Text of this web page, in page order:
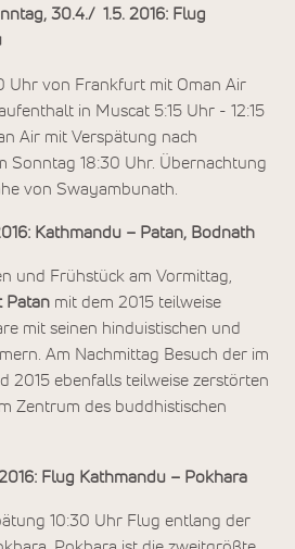
30.4./ 1.5. 2016: Flug
Uhr von Frankfurt mit Oman Air
in Muscat 5:15 Uhr - 12:15
Air mit Verspätung nach
Sonntag 18:30 Uhr. Übernachtung
von Swayambunath.
Kathmandu – Patan, Bodnath
und Frühstück am Vormittag,
Patan mit dem 2015 teilweise
mit seinen hinduistischen und
Am Nachmittag Besuch der im
2015 ebenfalls teilweise zerstörten
Zentrum des buddhistischen
Flug Kathmandu – Pokhara
10:30 Uhr Flug entlang der